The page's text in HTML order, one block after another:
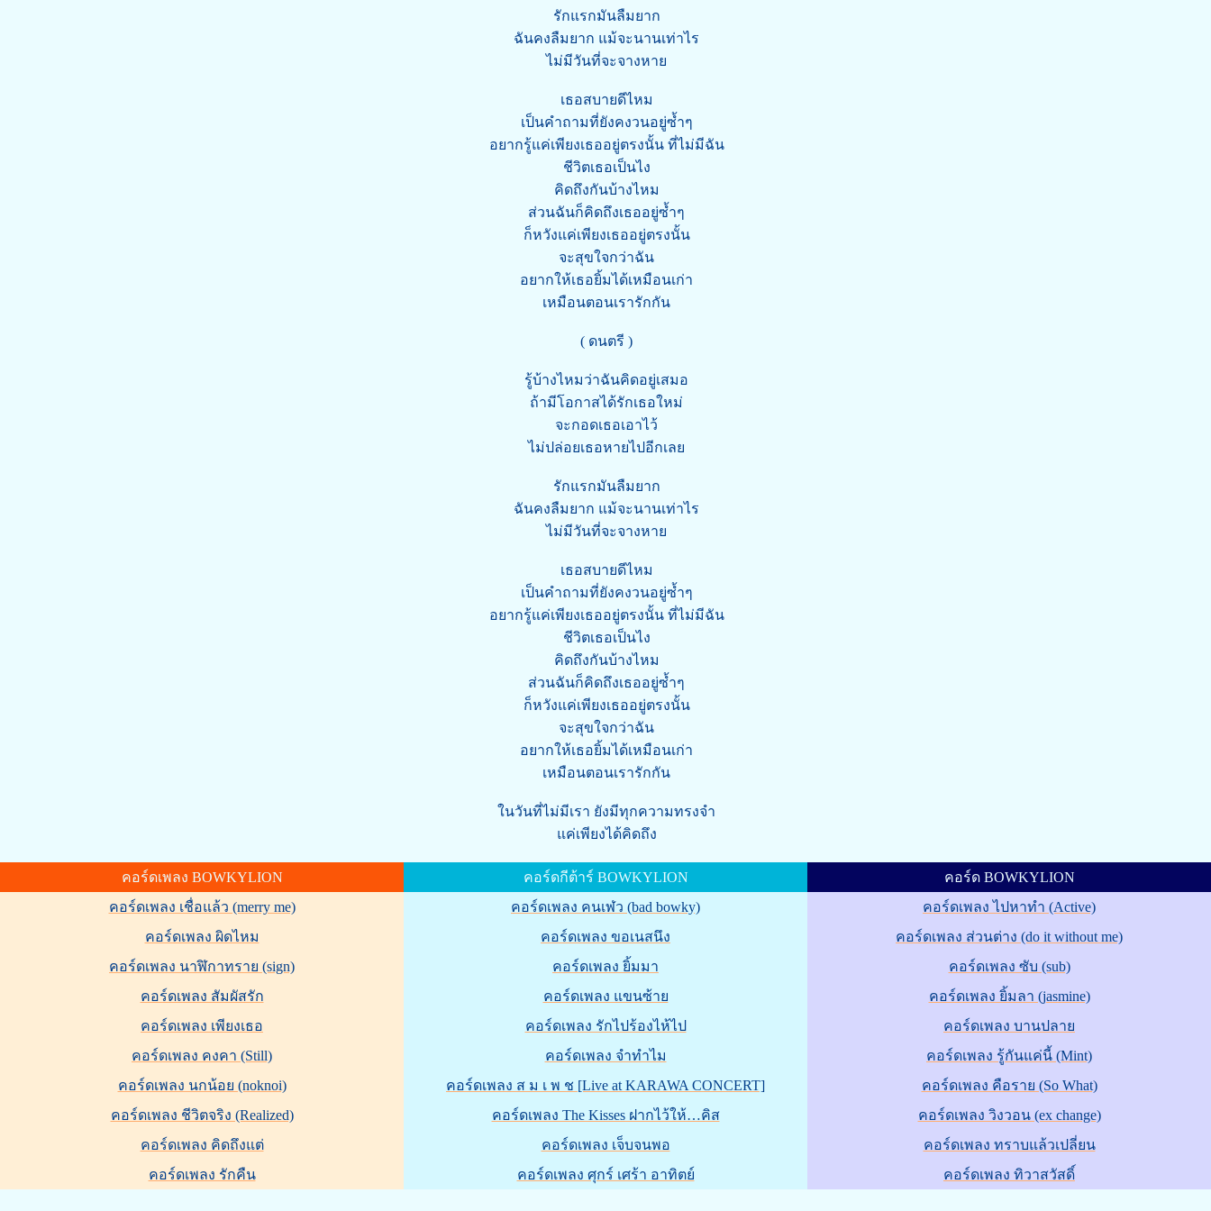
รักแรกมันลืมยาก
ฉันคงลืมยาก แม้จะนานเท่าไร
ไม่มีวันที่จะจางหาย
เธอสบายดีไหม
เป็นคำถามที่ยังคงวนอยู่ซ้ำๆ
อยากรู้แค่เพียงเธออยู่ตรงนั้น ที่ไม่มีฉัน
ชีวิตเธอเป็นไง
คิดถึงกันบ้างไหม
ส่วนฉันก็คิดถึงเธออยู่ซ้ำๆ
ก็หวังแค่เพียงเธออยู่ตรงนั้น
จะสุขใจกว่าฉัน
อยากให้เธอยิ้มได้เหมือนเก่า
เหมือนตอนเรารักกัน
( ดนตรี )
รู้บ้างไหมว่าฉันคิดอยู่เสมอ
ถ้ามีโอกาสได้รักเธอใหม่
จะกอดเธอเอาไว้
ไม่ปล่อยเธอหายไปอีกเลย
รักแรกมันลืมยาก
ฉันคงลืมยาก แม้จะนานเท่าไร
ไม่มีวันที่จะจางหาย
เธอสบายดีไหม
เป็นคำถามที่ยังคงวนอยู่ซ้ำๆ
อยากรู้แค่เพียงเธออยู่ตรงนั้น ที่ไม่มีฉัน
ชีวิตเธอเป็นไง
คิดถึงกันบ้างไหม
ส่วนฉันก็คิดถึงเธออยู่ซ้ำๆ
ก็หวังแค่เพียงเธออยู่ตรงนั้น
จะสุขใจกว่าฉัน
อยากให้เธอยิ้มได้เหมือนเก่า
เหมือนตอนเรารักกัน
ในวันที่ไม่มีเรา ยังมีทุกความทรงจำ
แค่เพียงได้คิดถึง
คอร์ดเพลง BOWKYLION
คอร์ดเพลง เชื่อแล้ว (merry me)
คอร์ดเพลง ผิดไหม
คอร์ดเพลง นาฬิกาทราย (sign)
คอร์ดเพลง สัมผัสรัก
คอร์ดเพลง เพียงเธอ
คอร์ดเพลง คงคา (Still)
คอร์ดเพลง นกน้อย (noknoi)
คอร์ดเพลง ชีวิตจริง (Realized)
คอร์ดเพลง คิดถึงแต่
คอร์ดเพลง รักคืน
คอร์ดกีต้าร์ BOWKYLION
คอร์ดเพลง คนเฬว (bad bowky)
คอร์ดเพลง ขอเนสนึง
คอร์ดเพลง ยิ้มมา
คอร์ดเพลง แขนซ้าย
คอร์ดเพลง รักไปร้องไห้ไป
คอร์ดเพลง จำทำไม
คอร์ดเพลง ส ม เ พ ช [Live at KARAWA CONCERT]
คอร์ดเพลง The Kisses ฝากไว้ให้…คิส
คอร์ดเพลง เจ็บจนพอ
คอร์ดเพลง ศุกร์ เศร้า อาทิตย์
คอร์ด BOWKYLION
คอร์ดเพลง ไปหาทำ (Active)
คอร์ดเพลง ส่วนต่าง (do it without me)
คอร์ดเพลง ซับ (sub)
คอร์ดเพลง ยิ้มลา (jasmine)
คอร์ดเพลง บานปลาย
คอร์ดเพลง รู้กันแค่นี้ (Mint)
คอร์ดเพลง คือราย (So What)
คอร์ดเพลง วิงวอน (ex change)
คอร์ดเพลง ทราบแล้วเปลี่ยน
คอร์ดเพลง ทิวาสวัสดิ์